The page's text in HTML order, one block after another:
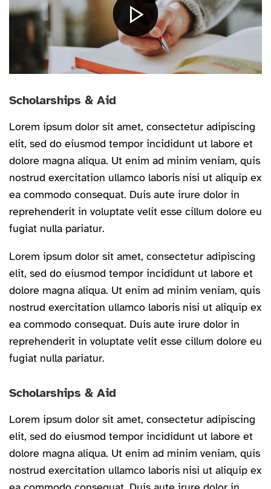
Scholarships & Aid
Lorem ipsum dolor sit amet, consectetur adipiscing
elit, sed do eiusmod tempor incididunt ut labore et
dolore magna aliqua. Ut enim ad minim veniam, quis
nostrud exercitation ullamco laboris nisi ut aliquip ex
ea commodo consequat. Duis aute irure dolor in
reprehenderit in voluptate velit esse cillum dolore eu
fugiat nulla pariatur.
Lorem ipsum dolor sit amet, consectetur adipiscing
elit, sed do eiusmod tempor incididunt ut labore et
dolore magna aliqua. Ut enim ad minim veniam, quis
nostrud exercitation ullamco laboris nisi ut aliquip ex
ea commodo consequat. Duis aute irure dolor in
reprehenderit in voluptate velit esse cillum dolore eu
fugiat nulla pariatur.
Scholarships & Aid
Lorem ipsum dolor sit amet, consectetur adipiscing
elit, sed do eiusmod tempor incididunt ut labore et
dolore magna aliqua. Ut enim ad minim veniam, quis
nostrud exercitation ullamco laboris nisi ut aliquip ex